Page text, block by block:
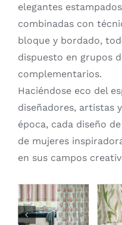
elegantes
combinadas con
bloque y bordado,
dispuesto en grupos
complementarios.
Haciéndose eco del
diseñadores, artistas
época, cada diseño
de mujeres
en sus campos